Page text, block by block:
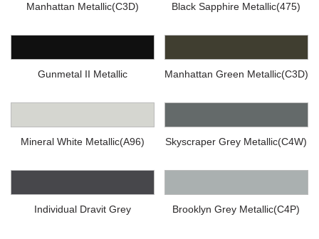
Manhattan Metallic(C3D) Black Sapphire Metallic(475)
Gunmetal II Metallic Manhattan Green Metallic(C3D)
Mineral White Metallic(A96) Skyscraper Grey Metallic(C4W)
Individual Dravit Grey Brooklyn Grey Metallic(C4P)